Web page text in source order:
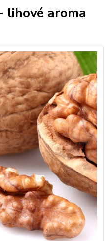
lihové aroma